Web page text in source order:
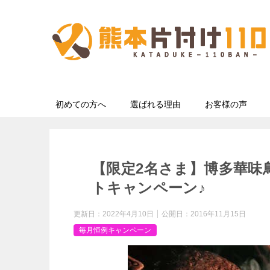
初めての方へ 選ばれる理由 お客様の声
【限定2名さま】博多華
トキャンペーン♪
更新日： 2022年4月10日 公開日： 2016年11月15日
毎月恒例キャンペーン